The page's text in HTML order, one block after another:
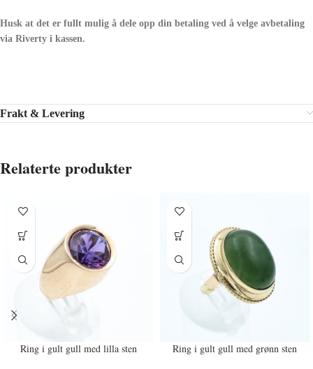
Husk at det er fullt mulig å dele opp din betaling ved å velge avbetaling
via Riverty i kassen.
Frakt & Levering
Relaterte produkter
Ring i gult gull med lilla sten Ring i gult gull med grønn sten